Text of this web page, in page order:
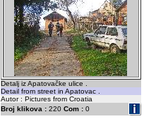
Detalj iz Apatovačke ulice .
Detail from street in Apatovac .
Autor : Pictures from Croatia
Broj klikova :220 Com :0